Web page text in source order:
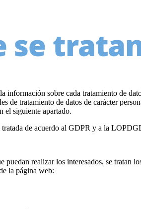
se
información sobre cada tratamiento de
de tratamiento de datos de carácter
el siguiente apartado.
tratada de acuerdo al GDPR y a la
puedan realizar los interesados, se tratan
la página web: